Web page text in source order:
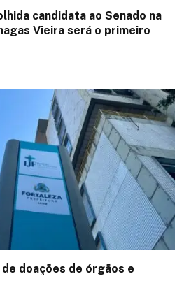
candidata ao Senado na
Vieira será o primeiro
doações de órgãos e